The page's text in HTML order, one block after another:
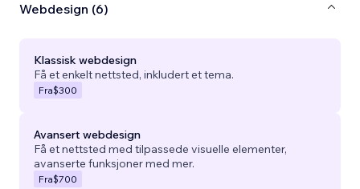
Webdesign (6)
Klassisk webdesign
Få et enkelt nettsted, inkludert et tema.
Fra$300
Avansert webdesign
Få et nettsted med tilpassede visuelle elementer,
avanserte funksjoner med mer.
Fra$700